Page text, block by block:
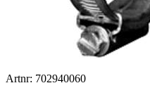
Artnr: 702940060